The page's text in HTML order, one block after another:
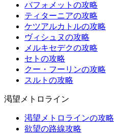
バフォメットの攻略
ティターニアの攻略
ケツアルカトルの攻略
ヴィシュヌの攻略
メルキセデクの攻略
セトの攻略
クー・フーリンの攻略
スルトの攻略
渇望メトロライン
渇望メトロラインの攻略
欲望の路線攻略